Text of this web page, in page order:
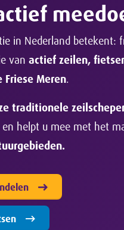
in Nederland
van actief zeilen,
Friese Meren.
traditionele
helpt u mee met het